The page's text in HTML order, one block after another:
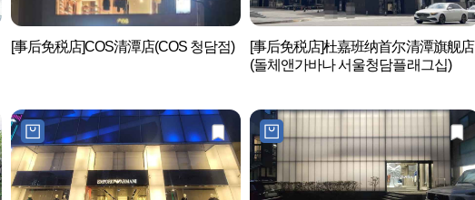
[事后免税店]COS清潭店(COS 청담점)
[事后免税店]杜嘉班纳首尔清潭旗舰店
(돌체앤가바나 서울청담플래그십)